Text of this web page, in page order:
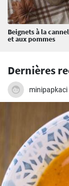
Beignets à la
et aux pommes
Dernières
minipapkaci